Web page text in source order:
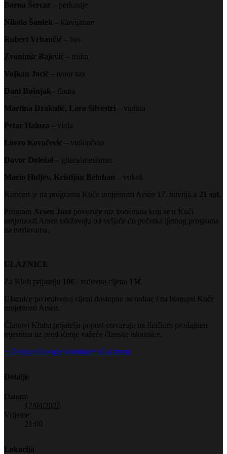
Borna Šercar
– perkusije
Nikola Šantek
– klavijature
Robert Vrbančić – bas
Zvonimir Bajević – truba
Vojkan Jocić – tenor sax
Dani Bošnjak
– flauta
Martina Drakulić, Lara Silvestri – violina
Petar Haluza – viola
Lovro Kovačević – violončelo
Davor Doležal – gitara/aranžman
Mario Huljev, Kristijan Beluhan – vokali
Koncert je na programu Kuće umjetnosti Arsen 17. travnja u 21 sat.
Program Arsen Jazz povezuje niz koncerata koji se u Kući
umjetnosti Arsen održavaju od veljače do početka ljetnog programa
na tvrđavama.
ULAZNICE
Za Klub prijatelja 10€ / redovna cijena 15€
Ulaznice po redovnoj cijeni dostupne su online i na blagajni Kuće
umjetnosti Arsen.
Članovi Kluba prijatelja popust ostvaruju na fizičkim prodajnim
mjestima uz predočenje važeće članske iskaznice.
+ Dodaj u Google kalendar+ iCal izvoz
Detalji:
Datum:
17/04/2025
Vrijeme:
21:00
Lokacija